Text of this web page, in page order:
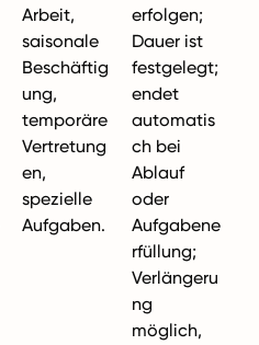
Arbeit,
saisonale
Beschäftig
ung,
temporäre
Vertretung
en,
spezielle
Aufgaben.
erfolgen;
Dauer ist
festgelegt;
endet
automatis
ch bei
Ablauf
oder
Aufgabene
rfüllung;
Verlängeru
ng
möglich,